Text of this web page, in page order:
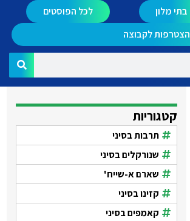
בתי מלון
לכל הפוסטים
הצטרפות לקבוצה
קטגוריות
תרבות בסיני
שנורקלים בסיני
שארם א-שייח'
קזינו בסיני
קאמפים בסיני